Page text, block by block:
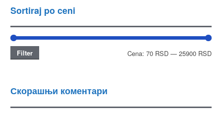
Sortiraj po ceni
Filter Cena:70 RSD —25900 RSD
Скорашњи коментари